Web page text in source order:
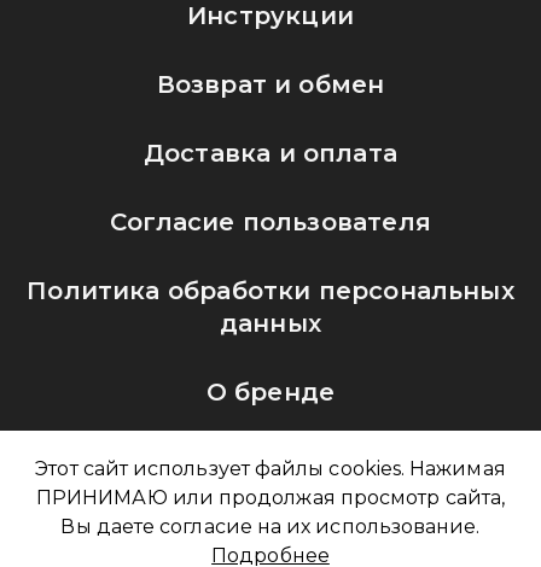
Инструкции
Возврат и обмен
Доставка и оплата
Согласие пользователя
Политика обработки персональных
данных
О бренде
sales@ocleantech.ru
Этот сайт использует файлы cookies. Нажимая
ПРИНИМАЮ или продолжая просмотр сайта,
Вы даете согласие на их использование.
Подробнее